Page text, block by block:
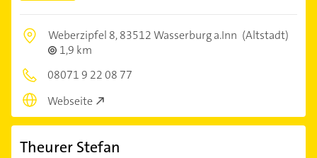
Weberzipfel 8,83512 Wasserburg a.Inn (Altstadt)
1,9 km
08071 9 22 08 77
Webseite
Theurer Stefan